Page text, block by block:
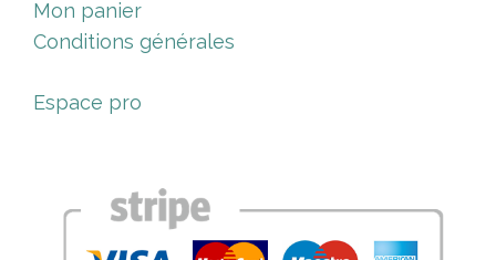
Mon panier
Conditions générales
Espace pro